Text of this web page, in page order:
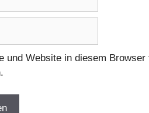
und Website in diesem